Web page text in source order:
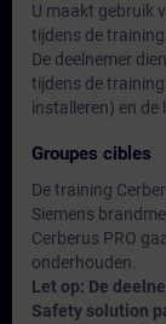
U maakt gebruik
tijdens de
De deelnemer
tijdens de
installeren) en de
Groupes cibles
De training
Siemens
Cerberus PRO
onderhouden.
Let op: De
Safety solution